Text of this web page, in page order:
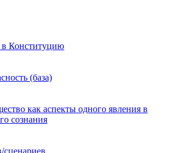
Конституцию
(база)
как аспекты одного явления в
сознания